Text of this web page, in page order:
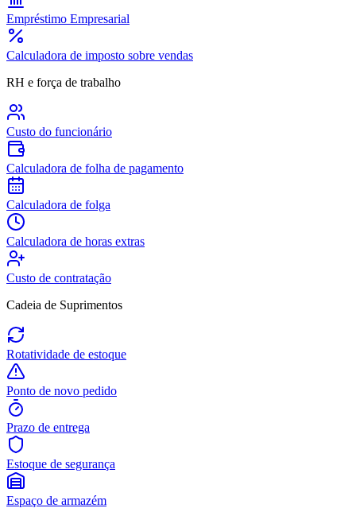
Empréstimo Empresarial
Calculadora de imposto sobre vendas
RH e força de trabalho
Custo do funcionário
Calculadora de folha de pagamento
Calculadora de folga
Calculadora de horas extras
Custo de contratação
Cadeia de Suprimentos
Rotatividade de estoque
Ponto de novo pedido
Prazo de entrega
Estoque de segurança
Espaço de armazém